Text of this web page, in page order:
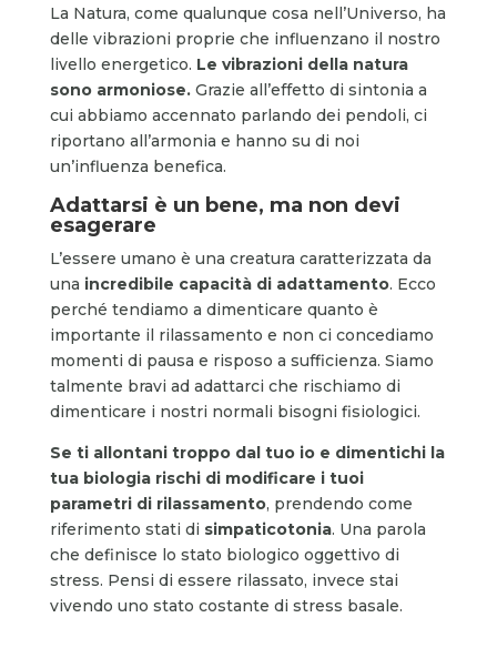
La Natura, come qualunque cosa nell’Universo, ha
delle vibrazioni proprie che influenzano il nostro
livello energetico. Le vibrazioni della natura
sono armoniose. Grazie all’effetto di sintonia a
cui abbiamo accennato parlando dei pendoli, ci
riportano all’armonia e hanno su di noi
un’influenza benefica.
Adattarsi è un bene, ma non devi
esagerare
L’essere umano è una creatura caratterizzata da
una incredibile capacità di adattamento. Ecco
perché tendiamo a dimenticare quanto è
importante il rilassamento e non ci concediamo
momenti di pausa e risposo a sufficienza. Siamo
talmente bravi ad adattarci che rischiamo di
dimenticare i nostri normali bisogni fisiologici.
Se ti allontani troppo dal tuo io e dimentichi la
tua biologia rischi di modificare i tuoi
parametri di rilassamento, prendendo come
riferimento stati di simpaticotonia. Una parola
che definisce lo stato biologico oggettivo di
stress. Pensi di essere rilassato, invece stai
vivendo uno stato costante di stress basale.